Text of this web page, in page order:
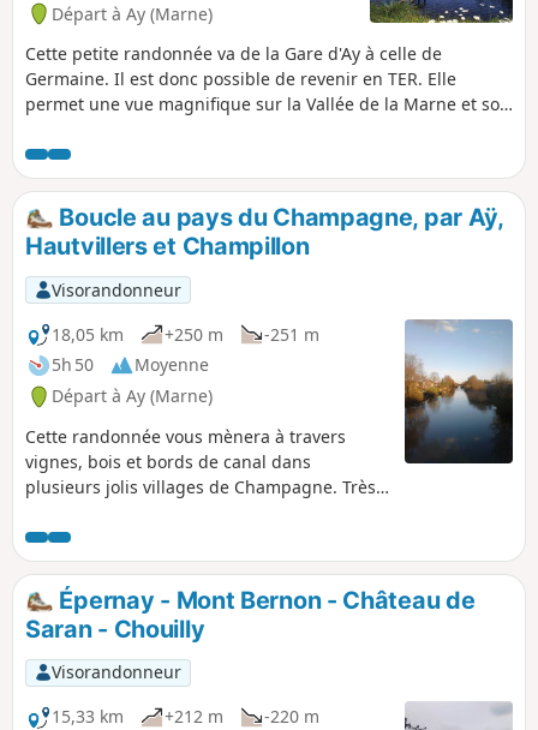
Départ à Ay (Marne)
Cette petite randonnée va de la Gare d'Ay à celle de
Germaine. Il est donc possible de revenir en TER. Elle
permet une vue magnifique sur la Vallée de la Marne et son
de la Malmaison, et emprunte une partie du Chemin de
Compostelle.
Boucle au pays du Champagne, par Aÿ,
Hautvillers et Champillon
Visorandonneur
18,05 km
+250 m
-251 m
5h 50
Moyenne
Départ à Ay (Marne)
Cette randonnée vous mènera à travers
vignes, bois et bords de canal dans
plusieurs jolis villages de Champagne. Très
possibles.
Épernay - Mont Bernon - Château de
Saran - Chouilly
Visorandonneur
15,33 km
+212 m
-220 m